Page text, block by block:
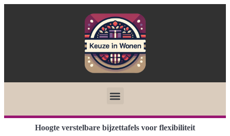
Hoogte verstelbare bijzettafels voor flexibiliteit